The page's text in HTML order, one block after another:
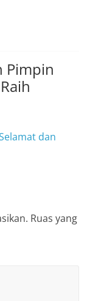
Pimpin
dan
Ruas yang